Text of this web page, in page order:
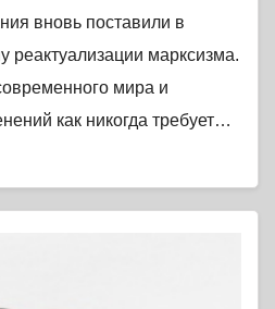
вновь поставили в
реактуализации марксизма.
мира и
как никогда требует…